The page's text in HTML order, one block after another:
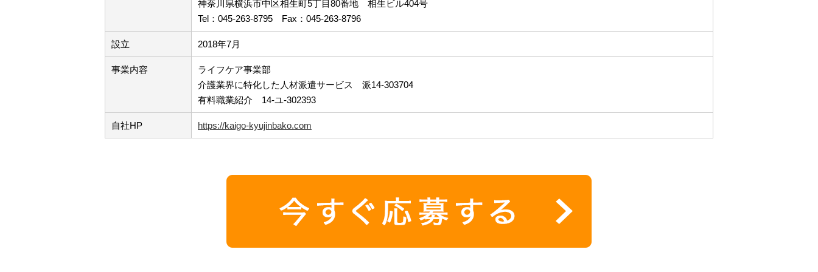
神奈川県横浜市中区相生町5丁目80番地 相生ビル404号
Tel：045-263-8795 Fax：045-263-8796
設立 2018年7月
事業内容
ライフケア事業部
介護業界に特化した人材派遣サービス 派14-303704
有料職業紹介 14-ユ-302393
自社HP https://kaigo-kyujinbako.com